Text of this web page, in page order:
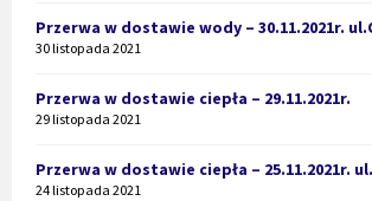
Przerwa w dostawie wody – 30.11.2021r.
30 listopada 2021
Przerwa w dostawie ciepła – 29.11.2021r.
29 listopada 2021
Przerwa w dostawie ciepła – 25.11.2021r.
24 listopada 2021